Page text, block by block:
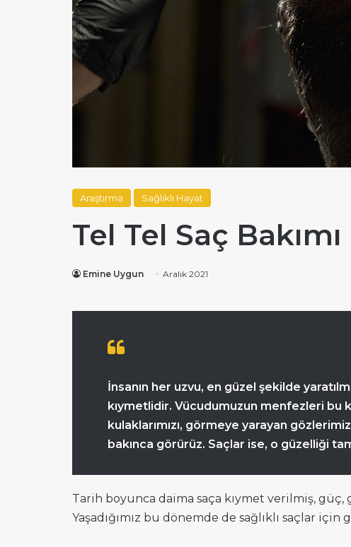
Araştırma Sağlıklı Hayat
Tel Tel Saç Bakımı
Emine Uygun Aralık 2021
İnsanın her uzvu, en güzel şekilde
kıymetlidir. Vücudumuzun menfezleri bu
kulaklarımızı, görmeye yarayan
bakınca görürüz. Saçlar ise, o güzelliği
Tarih boyunca daima saça kıymet verilmiş,
Yaşadığımız bu dönemde de sağlıklı saçlar